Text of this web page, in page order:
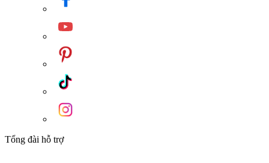
Tổng đài hỗ trợ